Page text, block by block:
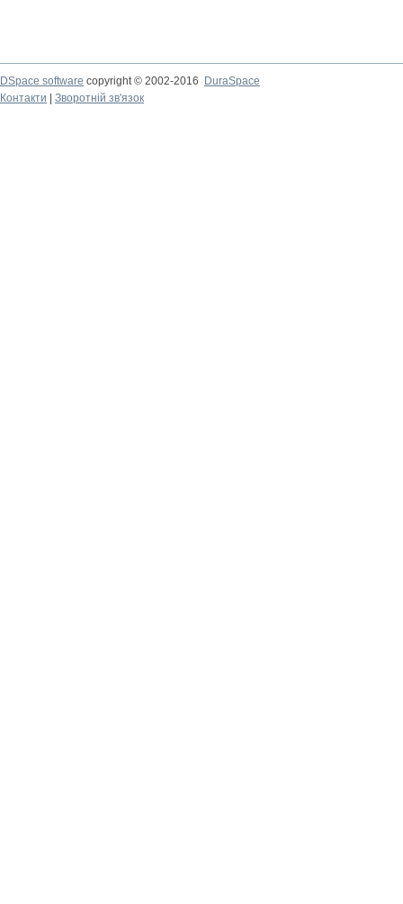
DSpace software copyright © 2002-2016
DuraSpace
Контакти
Зворотній зв'язок